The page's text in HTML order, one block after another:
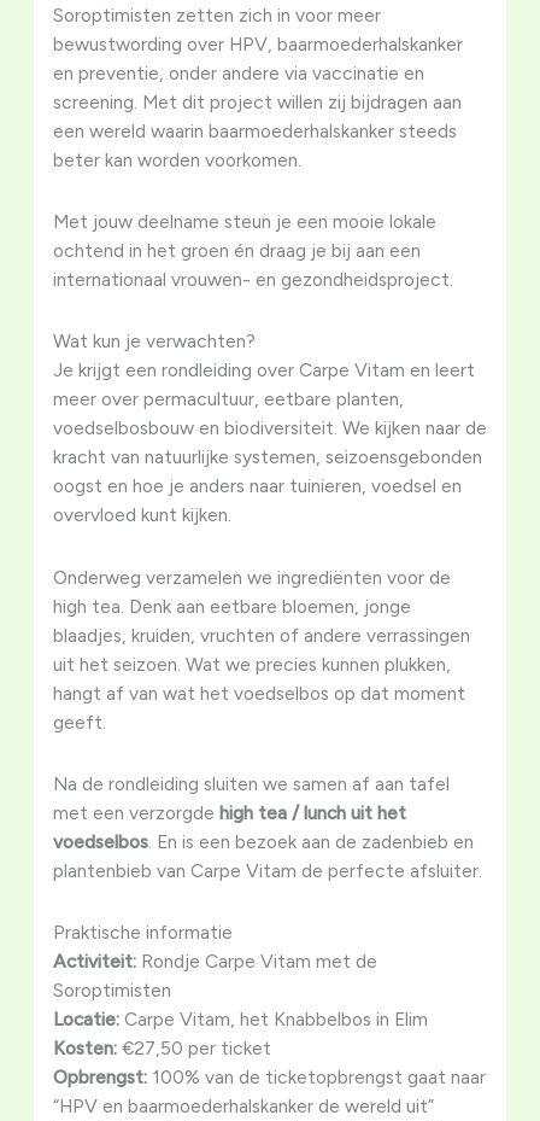
Soroptimisten zetten zich in voor meer
bewustwording over HPV, baarmoederhalskanker
en preventie, onder andere via vaccinatie en
screening. Met dit project willen zij bijdragen aan
een wereld waarin baarmoederhalskanker steeds
beter kan worden voorkomen.
Met jouw deelname steun je een mooie lokale
ochtend in het groen én draag je bij aan een
internationaal vrouwen- en gezondheidsproject.
Wat kun je verwachten?
Je krijgt een rondleiding over Carpe Vitam en leert
meer over permacultuur, eetbare planten,
voedselbosbouw en biodiversiteit. We kijken naar de
kracht van natuurlijke systemen, seizoensgebonden
oogst en hoe je anders naar tuinieren, voedsel en
overvloed kunt kijken.
Onderweg verzamelen we ingrediënten voor de
high tea. Denk aan eetbare bloemen, jonge
blaadjes, kruiden, vruchten of andere verrassingen
uit het seizoen. Wat we precies kunnen plukken,
hangt af van wat het voedselbos op dat moment
geeft.
Na de rondleiding sluiten we samen af aan tafel
met een verzorgde high tea / lunch uit het
voedselbos. En is een bezoek aan de zadenbieb en
plantenbieb van Carpe Vitam de perfecte afsluiter.
Praktische informatie
Activiteit:Rondje Carpe Vitam met de
Soroptimisten
Locatie:Carpe Vitam, het Knabbelbos in Elim
Kosten:€27,50 per ticket
Opbrengst:100% van de ticketopbrengst gaat naar
“HPV en baarmoederhalskanker de wereld uit”